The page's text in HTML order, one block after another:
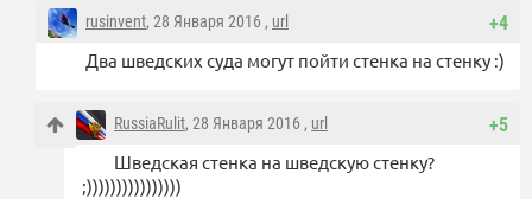
+4
rusinvent, 28 Января 2016 , url
Два шведских суда могут пойти стенка на стенку :)
+5
RussiaRulit, 28 Января 2016 , url
Шведская стенка на шведскую стенку?
;))))))))))))))))